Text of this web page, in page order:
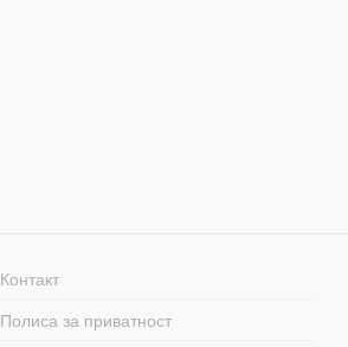
Контакт
Полиса за приватност